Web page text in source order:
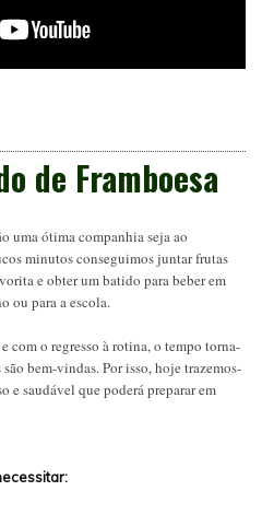
de Framboesa
uma ótima companhia seja ao
minutos conseguimos juntar frutas
e obter um batido para beber em
ou para a escola.
com o regresso à rotina, o tempo torna-
são bem-vindas. Por isso, hoje trazemos-
e saudável que poderá preparar em